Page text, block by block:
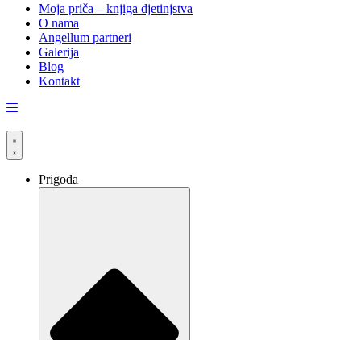
Moja priča – knjiga djetinjstva
O nama
Angellum partneri
Galerija
Blog
Kontakt
Prigoda